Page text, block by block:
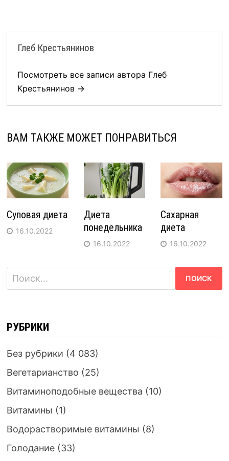
Глеб Крестьянинов
Посмотреть все записи автора Глеб
Крестьянинов →
ВАМ ТАКЖЕ МОЖЕТ ПОНРАВИТЬСЯ
Суповая диета
16.10.2022
Диета
понедельника
16.10.2022
Сахарная
диета
16.10.2022
Найти:
РУБРИКИ
Без рубрики (4 083)
Вегетарианство (25)
Витаминоподобные вещества (10)
Витамины (1)
Водорастворимые витамины (8)
Голодание(33)